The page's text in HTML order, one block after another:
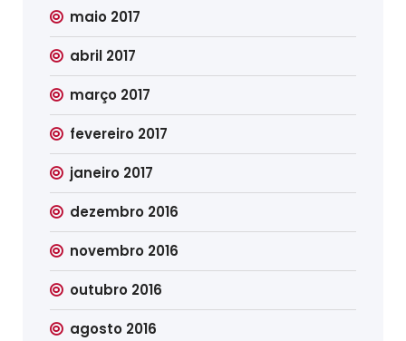
maio 2017
abril 2017
março 2017
fevereiro 2017
janeiro 2017
dezembro 2016
novembro 2016
outubro 2016
agosto 2016